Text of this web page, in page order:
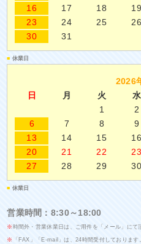
16
17 18 19
23
24 25 26
30
31
■ 休業日
2026
日
月 火 水
1
2
6
7 8 9
13
14 15 16
20
21 22 23
27
28 29 30
■ 休業日
営業時間：8:30～18:00
※ 時間外・営業休業日は、ご用件を「メール」にて
※ 「FAX」「E-mail」は、24時間受付しております。